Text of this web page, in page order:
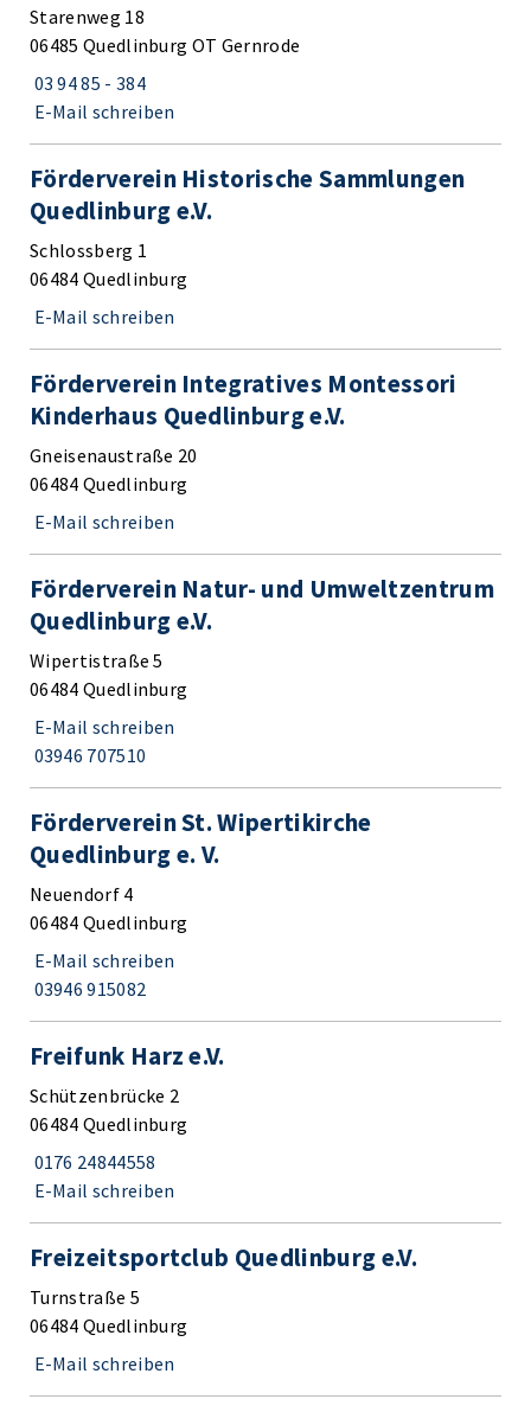
Starenweg 18
06485 Quedlinburg OT Gernrode
03 94 85 - 384
E-Mail schreiben
Förderverein Historische Sammlungen
Quedlinburg e.V.
Schlossberg 1
06484 Quedlinburg
E-Mail schreiben
Förderverein Integratives Montessori
Kinderhaus Quedlinburg e.V.
Gneisenaustraße 20
06484 Quedlinburg
E-Mail schreiben
Förderverein Natur- und Umweltzentrum
Quedlinburg e.V.
Wipertistraße 5
06484 Quedlinburg
E-Mail schreiben
03946 707510
Förderverein St. Wipertikirche
Quedlinburg e. V.
Neuendorf 4
06484 Quedlinburg
E-Mail schreiben
03946 915082
Freifunk Harz e.V.
Schützenbrücke 2
06484 Quedlinburg
0176 24844558
E-Mail schreiben
Freizeitsportclub Quedlinburg e.V.
Turnstraße 5
06484 Quedlinburg
E-Mail schreiben